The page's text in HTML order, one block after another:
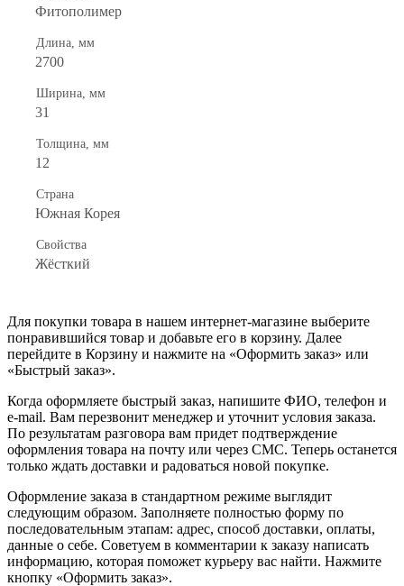
Фитополимер
Длина, мм
2700
Ширина, мм
31
Толщина, мм
12
Страна
Южная Корея
Свойства
Жёсткий
Для покупки товара в нашем интернет-магазине выберите
понравившийся товар и добавьте его в корзину. Далее
перейдите в Корзину и нажмите на «Оформить заказ» или
«Быстрый заказ».
Когда оформляете быстрый заказ, напишите ФИО, телефон и
e-mail. Вам перезвонит менеджер и уточнит условия заказа.
По результатам разговора вам придет подтверждение
оформления товара на почту или через СМС. Теперь останется
только ждать доставки и радоваться новой покупке.
Оформление заказа в стандартном режиме выглядит
следующим образом. Заполняете полностью форму по
последовательным этапам: адрес, способ доставки, оплаты,
данные о себе. Советуем в комментарии к заказу написать
информацию, которая поможет курьеру вас найти. Нажмите
кнопку «Оформить заказ».